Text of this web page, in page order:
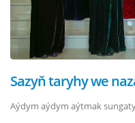
Sazyň taryhy we
Aýdym aýdym aýtmak